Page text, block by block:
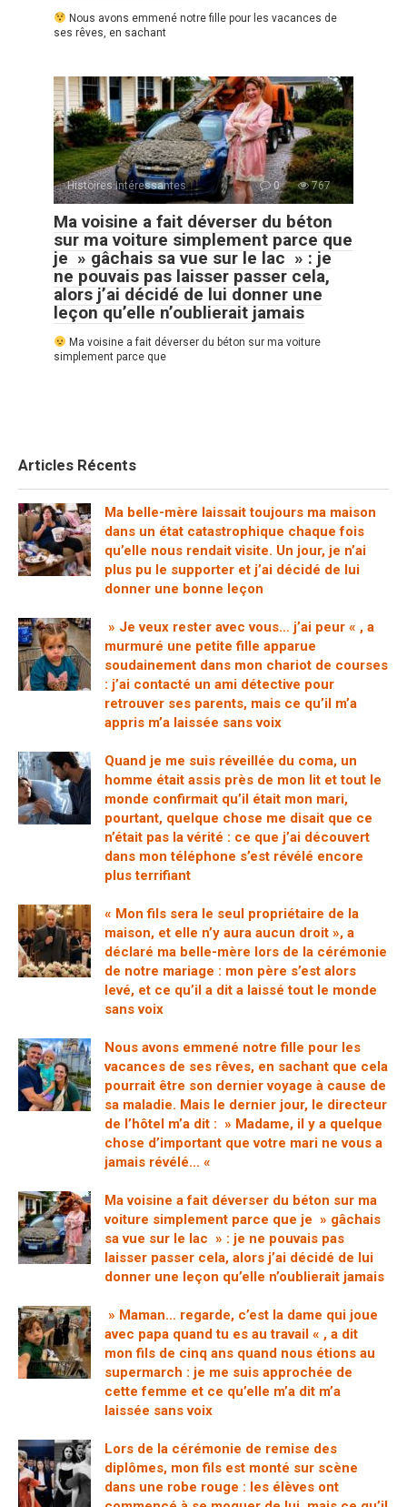
Nous avons emmené notre fille pour les vacances de
ses rêves, en sachant
Histoires Intéressantes 0 767
Ma voisine a fait déverser du béton
sur ma voiture simplement parce que
je » gâchais sa vue sur le lac » : je
ne pouvais pas laisser passer cela,
alors j’ai décidé de lui donner une
leçon qu’elle n’oublierait jamais
Ma voisine a fait déverser du béton sur ma voiture
simplement parce que
Articles Récents
Ma belle-mère laissait toujours ma maison
dans un état catastrophique chaque fois
qu’elle nous rendait visite. Un jour, je n’ai
plus pu le supporter et j’ai décidé de lui
donner une bonne leçon
» Je veux rester avec vous… j’ai peur « , a
murmuré une petite fille apparue
soudainement dans mon chariot de courses
: j’ai contacté un ami détective pour
retrouver ses parents, mais ce qu’il m’a
appris m’a laissée sans voix
Quand je me suis réveillée du coma, un
homme était assis près de mon lit et tout le
monde confirmait qu’il était mon mari,
pourtant, quelque chose me disait que ce
n’était pas la vérité : ce que j’ai découvert
dans mon téléphone s’est révélé encore
plus terrifiant
« Mon fils sera le seul propriétaire de la
maison, et elle n’y aura aucun droit », a
déclaré ma belle-mère lors de la cérémonie
de notre mariage : mon père s’est alors
levé, et ce qu’il a dit a laissé tout le monde
sans voix
Nous avons emmené notre fille pour les
vacances de ses rêves, en sachant que cela
pourrait être son dernier voyage à cause de
sa maladie. Mais le dernier jour, le directeur
de l’hôtel m’a dit : » Madame, il y a quelque
chose d’important que votre mari ne vous a
jamais révélé… «
Ma voisine a fait déverser du béton sur ma
voiture simplement parce que je » gâchais
sa vue sur le lac » : je ne pouvais pas
laisser passer cela, alors j’ai décidé de lui
donner une leçon qu’elle n’oublierait jamais
» Maman… regarde, c’est la dame qui joue
avec papa quand tu es au travail « , a dit
mon fils de cinq ans quand nous étions au
supermarch : je me suis approchée de
cette femme et ce qu’elle m’a dit m’a
laissée sans voix
Lors de la cérémonie de remise des
diplômes, mon fils est monté sur scène
dans une robe rouge : les élèves ont